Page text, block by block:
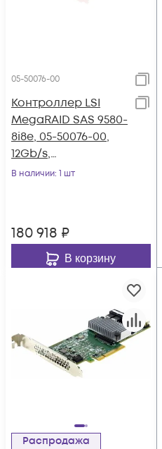
05-50076-00
Контроллер LSI
MegaRAID SAS 9580-
8i8e, 05-50076-00,
12Gb/s,
SAS/SATA/NVMe 8-
В наличии: 1 шт
180 918 ₽
В корзину
Распродажа